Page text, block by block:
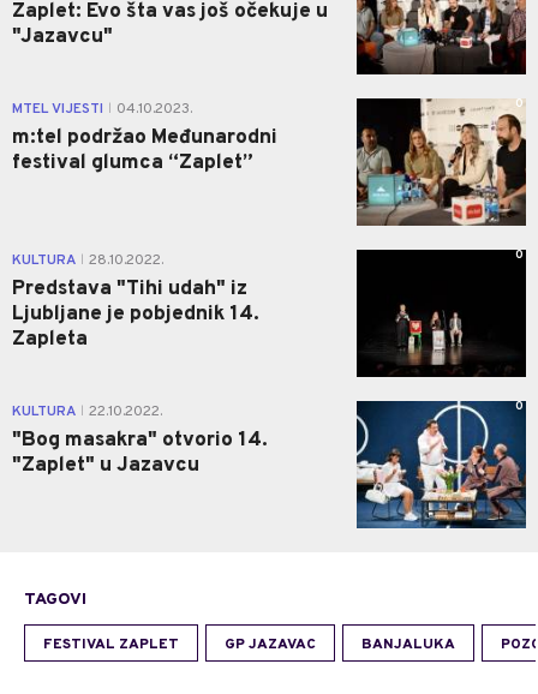
Zaplet: Evo šta vas još očekuje u
"Jazavcu"
MTEL VIJESTI 04.10.2023.
m:tel podržao Međunarodni
festival glumca “Zaplet”
0
KULTURA 28.10.2022.
Predstava "Tihi udah" iz
Ljubljane je pobjednik 14.
Zapleta
0
KULTURA 22.10.2022.
"Bog masakra" otvorio 14.
"Zaplet" u Jazavcu
0
TAGOVI
FESTIVAL ZAPLET GP JAZAVAC BANJALUKA